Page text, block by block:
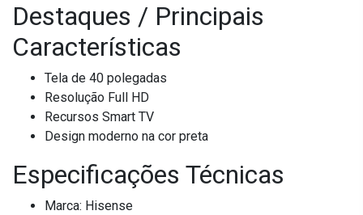
Destaques / Principais
Características
Tela de 40 polegadas
Resolução Full HD
Recursos Smart TV
Design moderno na cor preta
Especificações Técnicas
Marca: Hisense